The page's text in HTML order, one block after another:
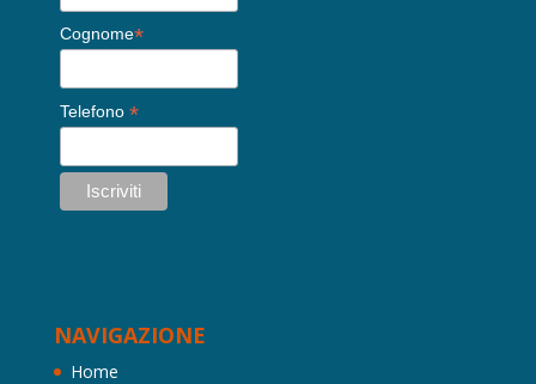
Cognome*
Telefono *
NAVIGAZIONE
Home